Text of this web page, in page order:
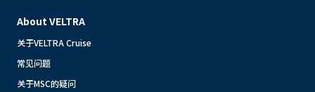
About VELTRA
关于VELTRA Cruise
常见问题
关于MSC的疑问